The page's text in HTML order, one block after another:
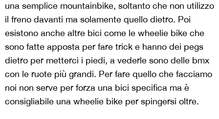
una semplice mountainbike, soltanto che non utilizzo
il freno davanti ma solamente quello dietro. Poi
esistono anche altre bici come le wheelie bike che
sono fatte apposta per fare trick e hanno dei pegs
dietro per metterci i piedi, a vederle sono delle bmx
con le ruote più grandi. Per fare quello che facciamo
noi non serve per forza una bici specifica ma è
consigliabile una wheelie bike per spingersi oltre.